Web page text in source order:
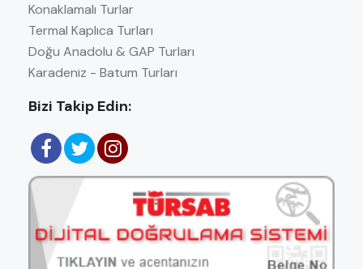
Konaklamalı Turlar
Termal Kaplıca Turları
Doğu Anadolu & GAP Turları
Karadeniz - Batum Turları
Bizi Takip Edin: